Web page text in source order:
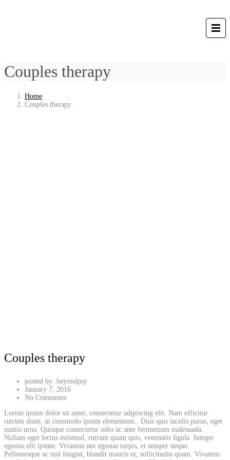
Couples therapy
Home
Couples therapy
Couples therapy
posted by: beyondpsy
January 7, 2016
No Comments
Lorem ipsum dolor sit amet, consectetur adipiscing elit. Nam efficitur
rutrum diam, ut commodo ipsum elementum.
. Duis quis iaculis purus, eget
mattis urna. Quisque consectetur odio ac ante fermentum malesuada.
Nullam eget lectus euismod, rutrum quam quis, venenatis ligula. Integer
egestas elit ipsum. Vivamus nec egestas turpis, et semper neque.
Pellentesque ac nisl feugiat, blandit mauris ut, sollicitudin quam. Vivamus